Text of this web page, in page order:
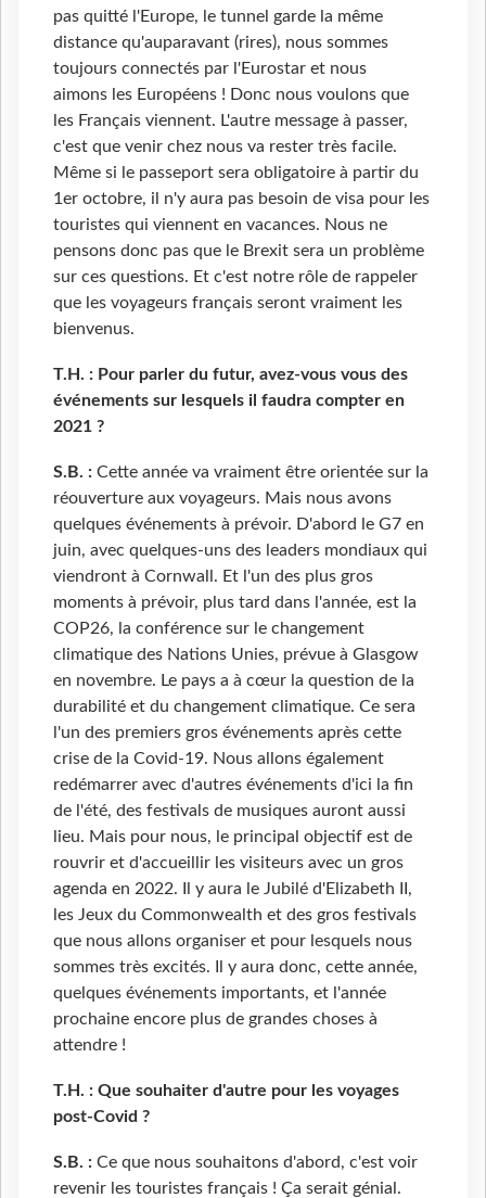
pas quitté l'Europe, le tunnel garde la même
distance qu'auparavant (rires), nous sommes
toujours connectés par l'Eurostar et nous
aimons les Européens ! Donc nous voulons que
les Français viennent. L'autre message à passer,
c'est que venir chez nous va rester très facile.
Même si le passeport sera obligatoire à partir du
1er octobre, il n'y aura pas besoin de visa pour les
touristes qui viennent en vacances. Nous ne
pensons donc pas que le Brexit sera un problème
sur ces questions. Et c'est notre rôle de rappeler
que les voyageurs français seront vraiment les
bienvenus.
T.H. : Pour parler du futur, avez-vous vous des
événements sur lesquels il faudra compter en
2021 ?
S.B. : Cette année va vraiment être orientée sur la
réouverture aux voyageurs. Mais nous avons
quelques événements à prévoir. D'abord le G7 en
juin, avec quelques-uns des leaders mondiaux qui
viendront à Cornwall. Et l'un des plus gros
moments à prévoir, plus tard dans l'année, est la
COP26, la conférence sur le changement
climatique des Nations Unies, prévue à Glasgow
en novembre. Le pays a à cœur la question de la
durabilité et du changement climatique. Ce sera
l'un des premiers gros événements après cette
crise de la Covid-19. Nous allons également
redémarrer avec d'autres événements d'ici la fin
de l'été, des festivals de musiques auront aussi
lieu. Mais pour nous, le principal objectif est de
rouvrir et d'accueillir les visiteurs avec un gros
agenda en 2022. Il y aura le Jubilé d'Elizabeth II,
les Jeux du Commonwealth et des gros festivals
que nous allons organiser et pour lesquels nous
sommes très excités. Il y aura donc, cette année,
quelques événements importants, et l'année
prochaine encore plus de grandes choses à
attendre !
T.H. : Que souhaiter d'autre pour les voyages
post-Covid ?
S.B. : Ce que nous souhaitons d'abord, c'est voir
revenir les touristes français ! Ça serait génial.